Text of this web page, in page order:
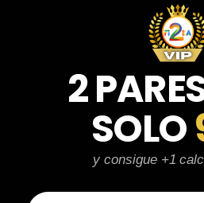
parecen de marcas verdaderas.
perfecto y con el detalle de los
Fernando Aranda Morales
★
ESPECTACULARES
Total control del pedido, te avisan si
2
SOLO
y consigue +1
Email